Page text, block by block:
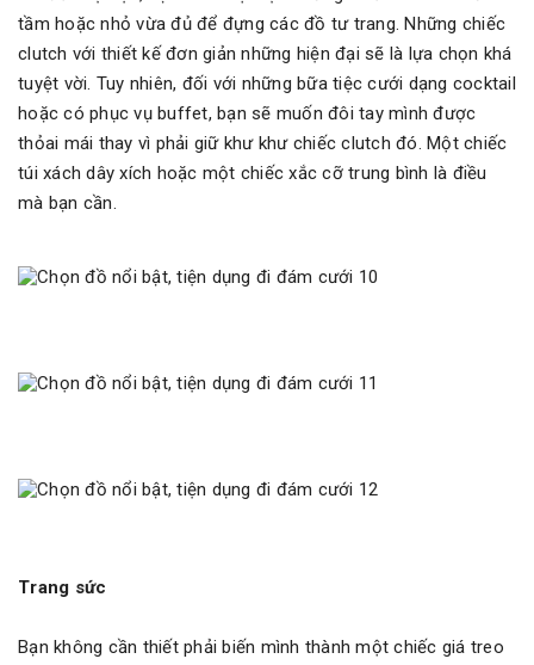
tầm hoặc nhỏ vừa đủ để đựng các đồ tư trang. Những chiếc
clutch với thiết kế đơn giản những hiện đại sẽ là lựa chọn khá
tuyệt vời. Tuy nhiên, đối với những bữa tiệc cưới dạng cocktail
hoặc có phục vụ buffet, bạn sẽ muốn đôi tay mình được
thỏai mái thay vì phải giữ khư khư chiếc clutch đó. Một chiếc
túi xách dây xích hoặc một chiếc xắc cỡ trung bình là điều
mà bạn cần.
Trang sức
Bạn không cần thiết phải biến mình thành một chiếc giá treo